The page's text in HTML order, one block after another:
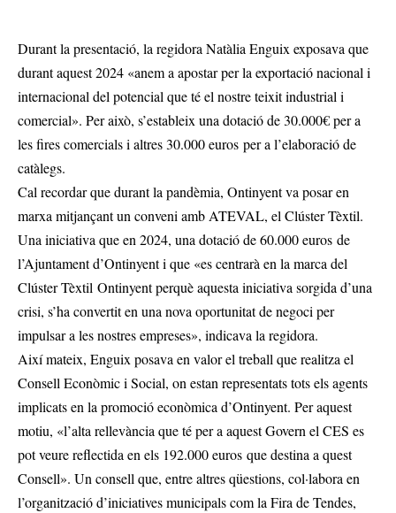
Durant la presentació, la regidora Natàlia Enguix exposava que
durant aquest 2024 «anem a apostar per la exportació nacional i
internacional del potencial que té el nostre teixit industrial i
comercial». Per això, s’estableix una dotació de 30.000€ per a
les fires comercials i altres 30.000 euros per a l’elaboració de
catàlegs.
Cal recordar que durant la pandèmia, Ontinyent va posar en
marxa mitjançant un conveni amb ATEVAL, el Clúster Tèxtil.
Una iniciativa que en 2024, una dotació de 60.000 euros de
l’Ajuntament d’Ontinyent i que «es centrarà en la marca del
Clúster Tèxtil Ontinyent perquè aquesta iniciativa sorgida d’una
crisi, s’ha convertit en una nova oportunitat de negoci per
impulsar a les nostres empreses», indicava la regidora.
Així mateix, Enguix posava en valor el treball que realitza el
Consell Econòmic i Social, on estan representats tots els agents
implicats en la promoció econòmica d’Ontinyent. Per aquest
motiu, «l’alta rellevància que té per a aquest Govern el CES es
pot veure reflectida en els 192.000 euros que destina a quest
Consell». Un consell que, entre altres qüestions, col·labora en
l’organització d’iniciatives municipals com la Fira de Tendes,